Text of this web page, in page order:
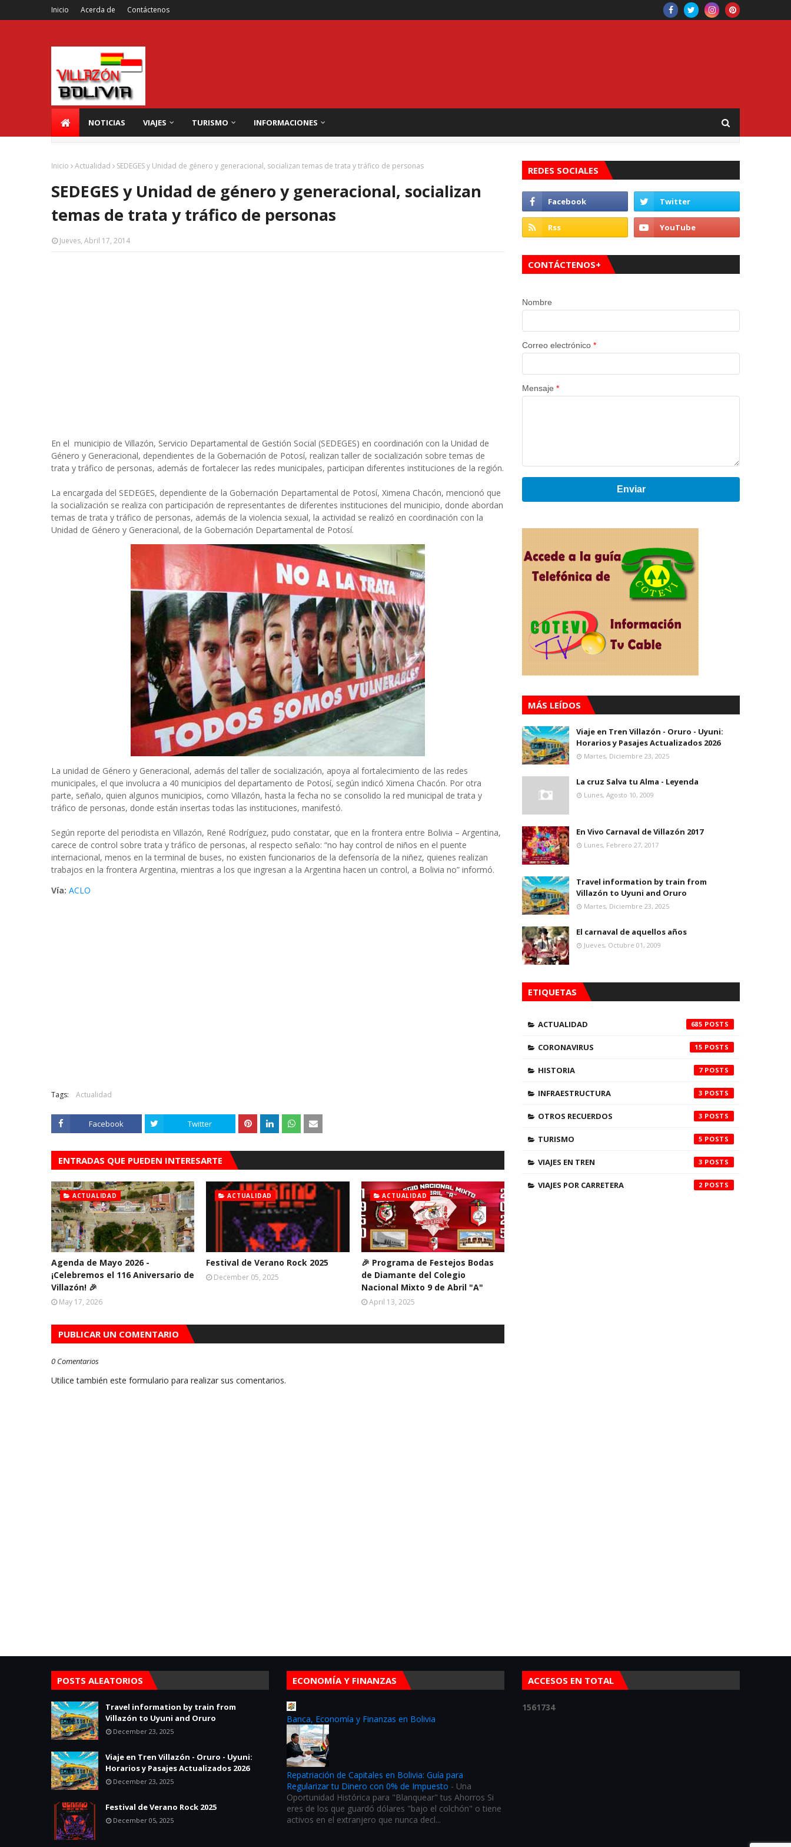
Inicio Acerda de Contáctenos
NOTICIAS VIAJES TURISMO INFORMACIONES
Inicio Actualidad SEDEGES y Unidad de género y generacional, socializan temas de trata y tráfico de personas
SEDEGES y Unidad de género y generacional, socializan
temas de trata y tráfico de personas
Jueves, Abril 17, 2014
En el municipio de Villazón, Servicio Departamental de Gestión Social (SEDEGES) en coordinación con la Unidad de
Género y Generacional, dependientes de la Gobernación de Potosí, realizan taller de socialización sobre temas de
trata y tráfico de personas, además de fortalecer las redes municipales, participan diferentes instituciones de la región.
La encargada del SEDEGES, dependiente de la Gobernación Departamental de Potosí, Ximena Chacón, mencionó que
la socialización se realiza con participación de representantes de diferentes instituciones del municipio, donde abordan
temas de trata y tráfico de personas, además de la violencia sexual, la actividad se realizó en coordinación con la
Unidad de Género y Generacional, de la Gobernación Departamental de Potosí.
La unidad de Género y Generacional, además del taller de socialización, apoya al fortalecimiento de las redes
municipales, el que involucra a 40 municipios del departamento de Potosí, según indicó Ximena Chacón. Por otra
parte, señalo, quien algunos municipios, como Villazón, hasta la fecha no se consolido la red municipal de trata y
tráfico de personas, donde están insertas todas las instituciones, manifestó.
Según reporte del periodista en Villazón, René Rodríguez, pudo constatar, que en la frontera entre Bolivia – Argentina,
carece de control sobre trata y tráfico de personas, al respecto señalo: “no hay control de niños en el puente
internacional, menos en la terminal de buses, no existen funcionarios de la defensoría de la niñez, quienes realizan
trabajos en la frontera Argentina, mientras a los que ingresan a la Argentina hacen un control, a Bolivia no” informó.
Vía: ACLO
Tags: Actualidad
Facebook Twitter
ENTRADAS QUE PUEDEN INTERESARTE
ACTUALIDAD
Agenda de Mayo 2026 -
¡Celebremos el 116 Aniversario de
Villazón! 🎉
May 17, 2026
ACTUALIDAD
Festival de Verano Rock 2025
December 05, 2025
ACTUALIDAD
🎉 Programa de Festejos Bodas
de Diamante del Colegio
Nacional Mixto 9 de Abril "A"
April 13, 2025
PUBLICAR UN COMENTARIO
0 Comentarios
Utilice también este formulario para realizar sus comentarios.
REDES SOCIALES
CONTÁCTENOS+
Nombre
Correo electrónico *
Mensaje *
Enviar
MÁS LEÍDOS
Viaje en Tren Villazón - Oruro - Uyuni:
Horarios y Pasajes Actualizados 2026
Martes, Diciembre 23, 2025
La cruz Salva tu Alma - Leyenda
Lunes, Agosto 10, 2009
En Vivo Carnaval de Villazón 2017
Lunes, Febrero 27, 2017
Travel information by train from
Villazón to Uyuni and Oruro
Martes, Diciembre 23, 2025
El carnaval de aquellos años
Jueves, Octubre 01, 2009
ETIQUETAS
ACTUALIDAD 685
CORONAVIRUS 15
HISTORIA 7
INFRAESTRUCTURA 3
OTROS RECUERDOS 3
TURISMO 5
VIAJES EN TREN 3
VIAJES POR CARRETERA 2
POSTS ALEATORIOS
Travel information by train from
Villazón to Uyuni and Oruro
December 23, 2025
Viaje en Tren Villazón - Oruro - Uyuni:
Horarios y Pasajes Actualizados 2026
December 23, 2025
Festival de Verano Rock 2025
December 05, 2025
ECONOMÍA Y FINANZAS
Banca, Economía y Finanzas en Bolivia
Repatriación de Capitales en Bolivia: Guía para
Regularizar tu Dinero con 0% de Impuesto - Una
Oportunidad Histórica para "Blanquear" tus Ahorros Si
eres de los que guardó dólares "bajo el colchón" o tiene
activos en el extranjero que nunca decl...
ACCESOS EN TOTAL
1561734